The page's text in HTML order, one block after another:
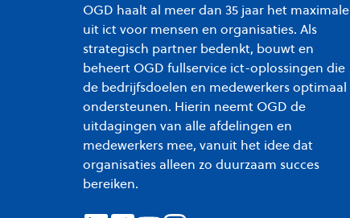
OGD haalt al meer dan 35 jaar het maximale
uit ict voor mensen en organisaties. Als
strategisch partner bedenkt, bouwt en
beheert OGD fullservice ict-oplossingen die
de bedrijfsdoelen en medewerkers optimaal
ondersteunen. Hierin neemt OGD de
uitdagingen van alle afdelingen en
medewerkers mee, vanuit het idee dat
organisaties alleen zo duurzaam succes
bereiken.